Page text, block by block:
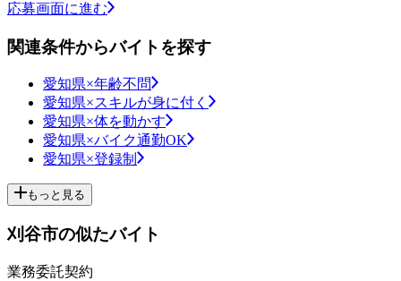
応募画面に進む
関連条件からバイトを探す
愛知県×年齢不問
愛知県×スキルが身に付く
愛知県×体を動かす
愛知県×バイク通勤OK
愛知県×登録制
もっと見る
刈谷市の似たバイト
業務委託契約